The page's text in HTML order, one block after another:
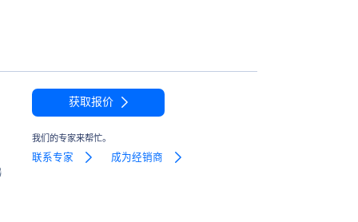
获取报价
我们的专家来帮忙。
联系专家 成为经销商